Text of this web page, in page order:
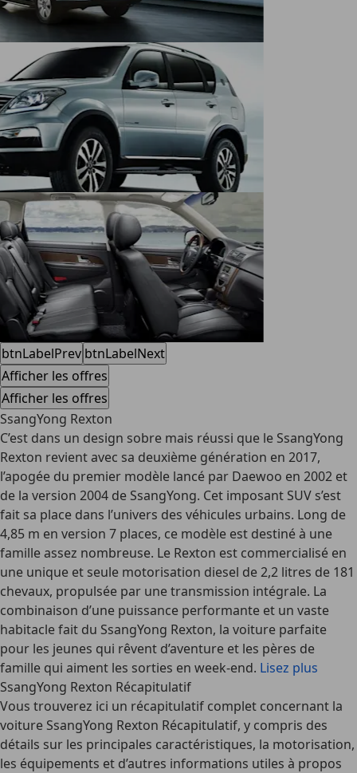
btnLabelPrev btnLabelNext
Afficher les offres
Afficher les offres
SsangYong Rexton
C’est dans un design sobre mais réussi que le SsangYong
Rexton revient avec sa deuxième génération en 2017,
l’apogée du premier modèle lancé par Daewoo en 2002 et
de la version 2004 de SsangYong. Cet imposant SUV s’est
fait sa place dans l’univers des véhicules urbains. Long de
4,85 m en version 7 places, ce modèle est destiné à une
famille assez nombreuse. Le Rexton est commercialisé en
une unique et seule motorisation diesel de 2,2 litres de 181
chevaux, propulsée par une transmission intégrale. La
combinaison d’une puissance performante et un vaste
habitacle fait du SsangYong Rexton, la voiture parfaite
pour les jeunes qui rêvent d’aventure et les pères de
famille qui aiment les sorties en week-end. Lisez plus
SsangYong Rexton Récapitulatif
Vous trouverez ici un récapitulatif complet concernant la
voiture SsangYong Rexton Récapitulatif, y compris des
détails sur les principales caractéristiques, la motorisation,
les équipements et d’autres informations utiles à propos